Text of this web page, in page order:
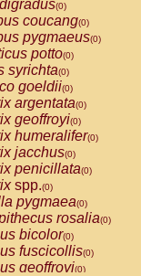
(0)
coucang(0)
pygmaeus(0)
potto(0)
syrichta(0)
goeldii(0)
argentata(0)
geoffroyi(0)
humeralifer(0)
jacchus(0)
penicillata(0)
spp.(0)
pygmaea(0)
rosalia(0)
bicolor(0)
fuscicollis(0)
geoffroyi(0)